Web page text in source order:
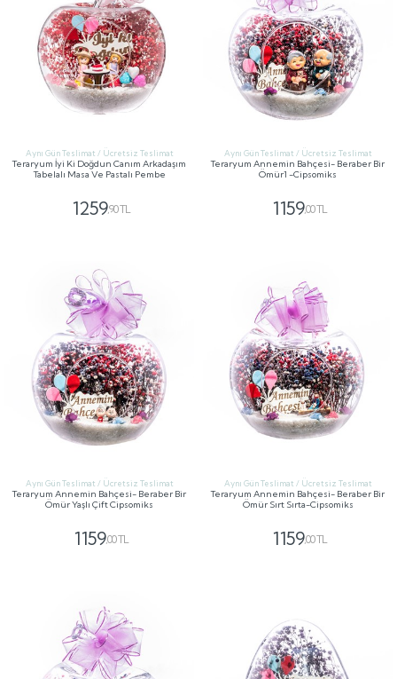
Aynı Gün Teslimat / Ücretsiz Teslimat
Teraryum İyi Ki Doğdun Canım Arkadaşım
Tabelalı Masa Ve Pastalı Pembe
1259,90 TL
Aynı Gün Teslimat / Ücretsiz Teslimat
Teraryum Annemin Bahçesi- Beraber Bir
Ömür1 -Cipsomiks
1159,00 TL
Aynı Gün Teslimat / Ücretsiz Teslimat
Teraryum Annemin Bahçesi- Beraber Bir
Ömür Yaşlı Çift Cipsomiks
1159,00 TL
Aynı Gün Teslimat / Ücretsiz Teslimat
Teraryum Annemin Bahçesi- Beraber Bir
Ömür Sırt Sırta-Cipsomiks
1159,00 TL